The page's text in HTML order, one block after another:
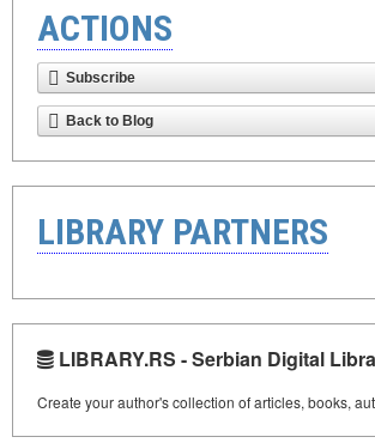
ACTIONS
Subscribe
Back to Blog
LIBRARY PARTNERS
LIBRARY.RS - Serbian Digital
Create your author's collection of articles, books,